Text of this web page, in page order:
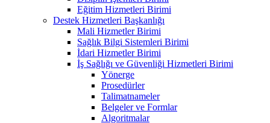
Eğitim Hizmetleri Birimi
Destek Hizmetleri Başkanlığı
Mali Hizmetler Birimi
Sağlık Bilgi Sistemleri Birimi
İdari Hizmetler Birimi
İş Sağlığı ve Güvenliği Hizmetleri Birimi
Yönerge
Prosedürler
Talimatnameler
Belgeler ve Formlar
Algoritmalar